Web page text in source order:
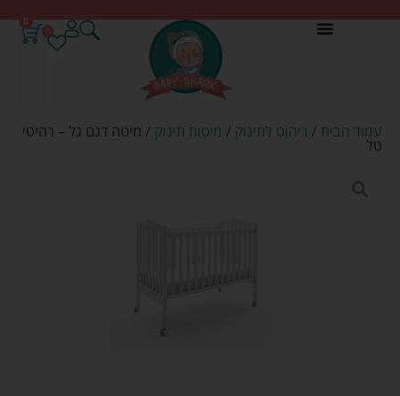
0
עמוד הבית / ריהוט לתינוק / מיטות תינוק / מיטה דגם גל – רהיטי
טל